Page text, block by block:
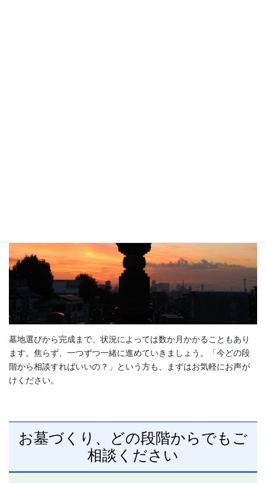
墓地選びから完成まで、状況によっては数か月かかることもあり
ます。焦らず、一つずつ一緒に進めていきましょう。「今どの段
階から相談すればいいの？」という方も、まずはお気軽にお声が
けください。
お墓づくり、どの段階からでもご
相談ください